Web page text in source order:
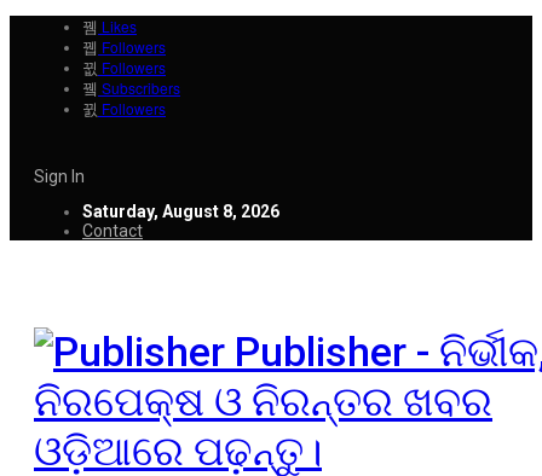
Likes
Followers
Followers
Subscribers
Followers
Sign In
Saturday, August 8, 2026
Contact
Publisher -
ନିରପେକ୍ଷ ଓ ନିରନ୍ତର ଖବର
ଓଡ଼ିଆରେ ପଢ଼ନ୍ତୁ।